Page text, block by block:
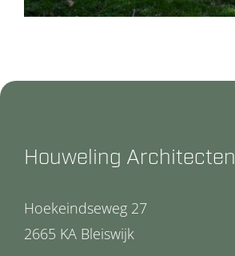
Houweling Architecten
Hoekeindseweg 27
2665 KA Bleiswijk